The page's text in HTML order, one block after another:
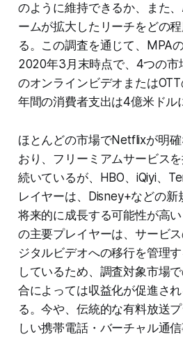
のように維持できるか、また
ームが拡大したリーチをどの
る。この調査を通じて、MPA
2020年3月末時点で、4つの市
のオンラインビデオまたはOTT
年間の消費者支出は4億米ドル
ほとんどの市場でNetflixが明
おり、フリーミアムサービス
続いているが、HBO、iQiyi、
レイヤーは、Disney+などの新
将来的に成長する可能性が高
の主要プレイヤーは、サービ
ジタルビデオへの移行を管理
しているため、調査対象市場
合によっては収益化が促進さ
る。今や、伝統的な有料放送
しい携帯電話・バーチャル通